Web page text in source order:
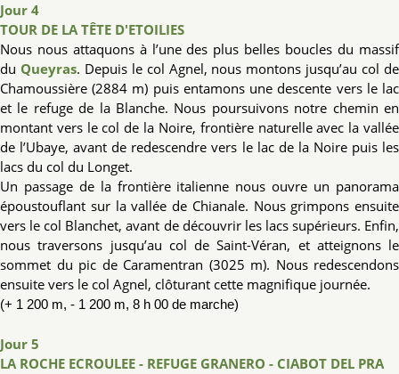
Jour 4
TOUR DE LA TÊTE D'ETOILIES
Nous nous attaquons à l’une des plus belles boucles du massif
du Queyras. Depuis le col Agnel, nous montons jusqu’au col de
Chamoussière (2884 m) puis entamons une descente vers le lac
et le refuge de la Blanche. Nous poursuivons notre chemin en
montant vers le col de la Noire, frontière naturelle avec la vallée
de l’Ubaye, avant de redescendre vers le lac de la Noire puis les
lacs du col du Longet.
Un passage de la frontière italienne nous ouvre un panorama
époustouflant sur la vallée de Chianale. Nous grimpons ensuite
vers le col Blanchet, avant de découvrir les lacs supérieurs. Enfin,
nous traversons jusqu’au col de Saint-Véran, et atteignons le
sommet du pic de Caramentran (3025 m). Nous redescendons
ensuite vers le col Agnel, clôturant cette magnifique journée.
(+ 1 200 m, - 1 200 m, 8 h 00 de marche)
Jour 5
LA ROCHE ECROULEE - REFUGE GRANERO - CIABOT DEL PRA